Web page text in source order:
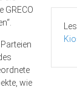
GRECO
wie